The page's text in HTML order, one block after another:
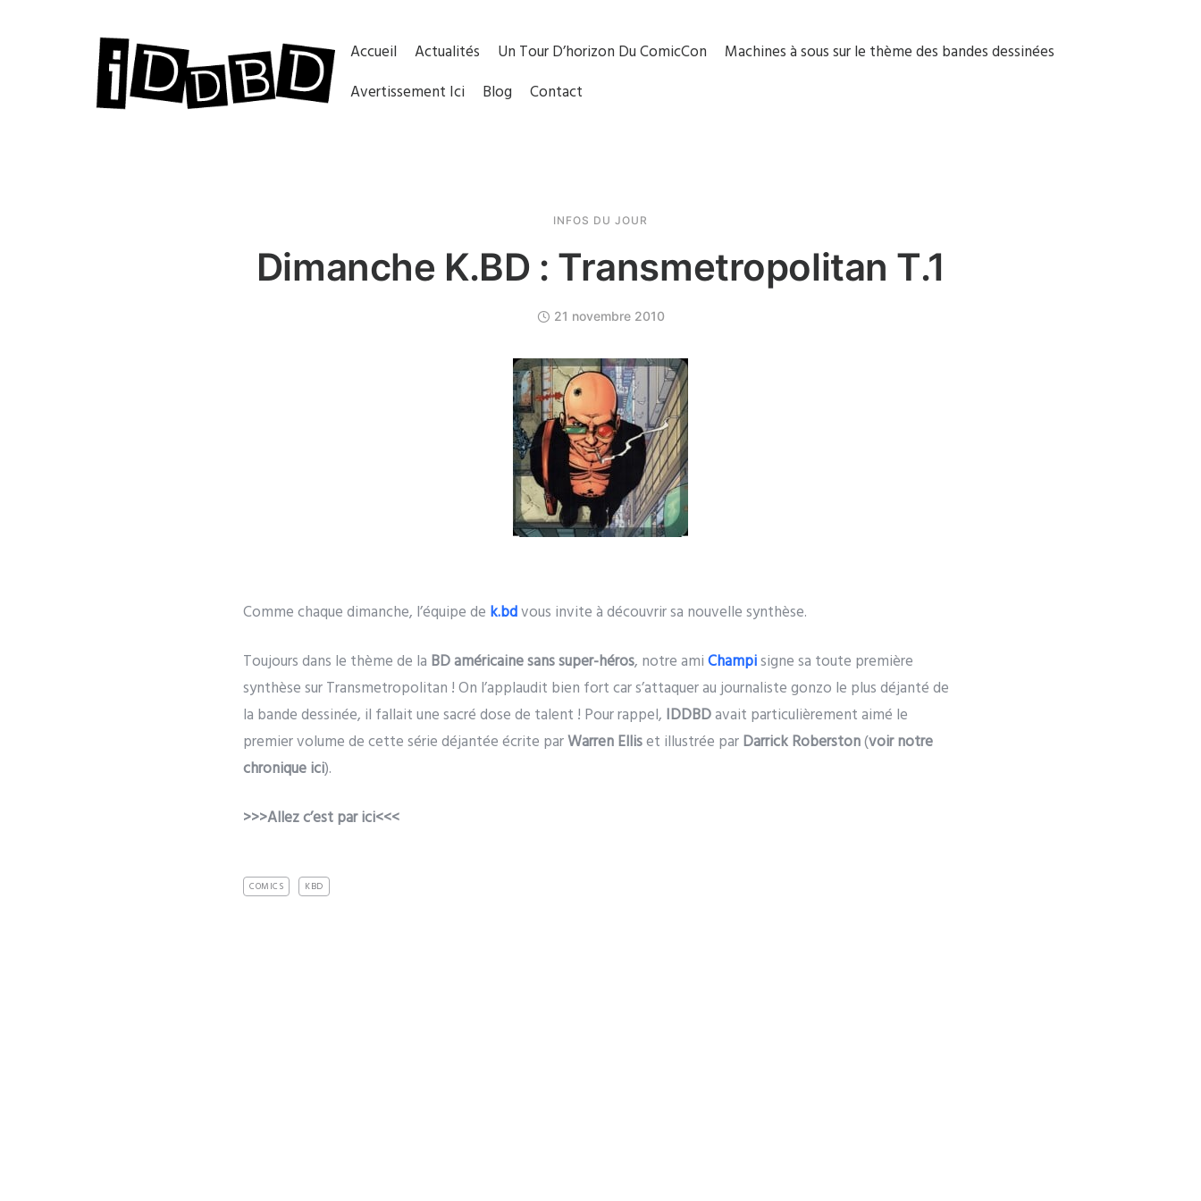
Accueil Actualités Un Tour D’horizon Du ComicCon
Machines à sous sur le thème des bandes dessinées
Avertissement Ici
Blog Contact
INFOS DU JOUR
Dimanche K.BD : Transmetropolitan T.1
21 novembre 2010
Comme chaque dimanche, l’équipe de k.bdvous invite à découvrir sa nouvelle synthèse.
Toujours dans le thème de la BD américaine sans super-héros, notre amiChampisigne sa toute première
synthèse sur Transmetropolitan ! On l’applaudit bien fort car s’attaquer au journaliste gonzo le plus déjanté de
la bande dessinée, il fallait une sacré dose de talent ! Pour rappel, IDDBDavait particulièrement aimé le
premier volume de cette série déjantée écrite parWarren Elliset illustrée parDarrick Roberston(voir notre
chronique ici).
>>>Allez c’est par ici<<<
COMICS KBD